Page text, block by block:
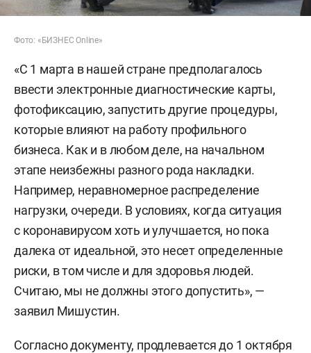
Фото: «БИЗНЕС Online»
«С 1 марта в нашей стране предполагалось
ввести электронные диагностические карты,
фотофиксацию, запустить другие процедуры,
которые влияют на работу профильного
бизнеса. Как и в любом деле, на начальном
этапе неизбежны разного рода накладки.
Например, неравномерное распределение
нагрузки, очереди. В условиях, когда ситуация
с коронавирусом хоть и улучшается, но пока
далека от идеальной, это несет определенные
риски, в том числе и для здоровья людей.
Считаю, мы не должны этого допустить», —
заявил Мишустин.
Согласно документу, продлевается до 1 октября